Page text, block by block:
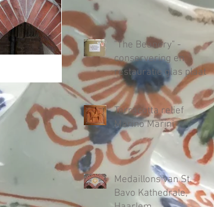
Tentoonstelling
"Koninklijk Blauw" in
Ku
"The Beanery" -
conservering en
restauratie glas plaat,
Stedelijk Museum
Amsterdam
Terracotta relief
Marino Marini
Medaillons van St.
Bavo Kathedrale,